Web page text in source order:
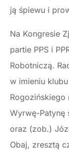
ją śpiewu i
Na Kongresie
partie PPS i
Robotniczą.
w imieniu
Rogozińskiego
Wyrwę-Patynę
oraz (zob.)
Obaj, zresztą